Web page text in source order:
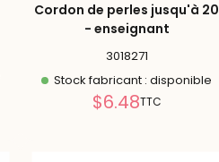
Cordon de perles jusqu'à 20
- enseignant
3018271
Stock fabricant : disponible
Prix
$6.48TTC